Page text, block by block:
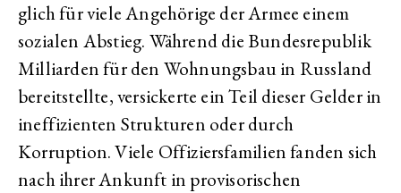
glich für viele Angehörige der Armee einem
sozialen Abstieg. Während die Bundesrepublik
Milliarden für den Wohnungsbau in Russland
bereitstellte, versickerte ein Teil dieser Gelder in
ineffizienten Strukturen oder durch
Korruption. Viele Offiziersfamilien fanden sich
nach ihrer Ankunft in provisorischen